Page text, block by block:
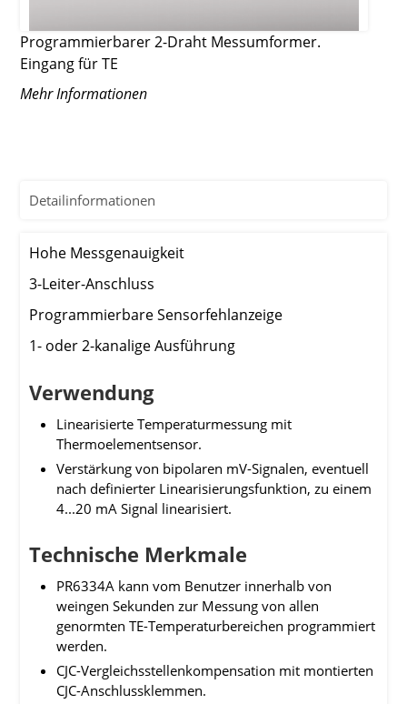
Programmierbarer 2-Draht Messumformer.
Eingang für TE
Mehr Informationen
Detailinformationen
Hohe Messgenauigkeit
3-Leiter-Anschluss
Programmierbare Sensorfehlanzeige
1- oder 2-kanalige Ausführung
Verwendung
Linearisierte Temperaturmessung mit
Thermoelementsensor.
Verstärkung von bipolaren mV-Signalen, eventuell
nach definierter Linearisierungsfunktion, zu einem
4...20 mA Signal linearisiert.
Technische Merkmale
PR6334A kann vom Benutzer innerhalb von
weingen Sekunden zur Messung von allen
genormten TE-Temperaturbereichen programmiert
werden.
CJC-Vergleichsstellenkompensation mit montierten
CJC-Anschlussklemmen.